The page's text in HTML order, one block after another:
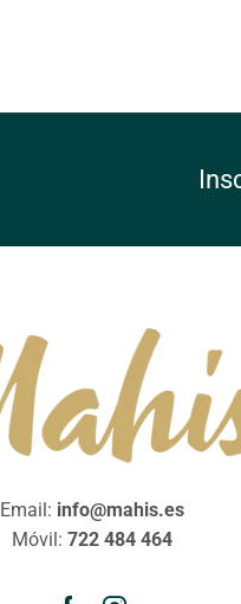
Email: info@mahis.es
Móvil: 722 484 464